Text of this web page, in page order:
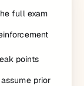
full exam
points
prior